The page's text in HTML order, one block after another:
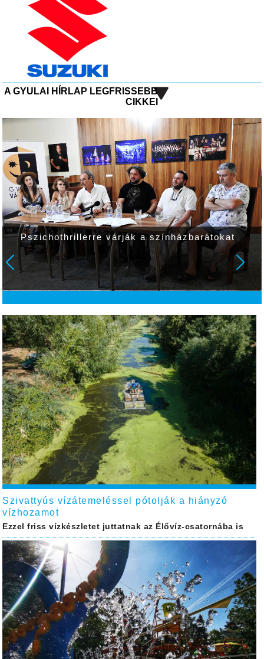
A GYULAI HÍRLAP LEGFRISSEBB
CIKKEI
Pszichothrillerre várják a színházbarátokat
Szivattyús vízátemeléssel pótolják a hiányzó
vízhozamot
Ezzel friss vízkészletet juttatnak az Élővíz-csatornába is